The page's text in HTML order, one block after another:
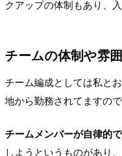
クアップの体制もあり、
チームの体制や雰
チーム編成としては私と
地から勤務されてますの
チームメンバーが自律的
しようというものがあり